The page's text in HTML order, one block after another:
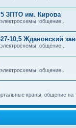
ЗПТО им. Кирова
общение...
10,5 Ждановский
общение...
общение...
краны, общение на